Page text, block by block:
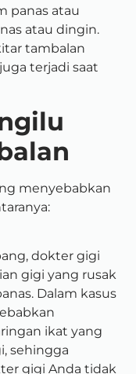
panas atau
atau dingin.
tambalan
terjadi saat
menyebabkan
dokter gigi
gigi yang rusak
Dalam kasus
ikat yang
sehingga
gigi Anda tidak